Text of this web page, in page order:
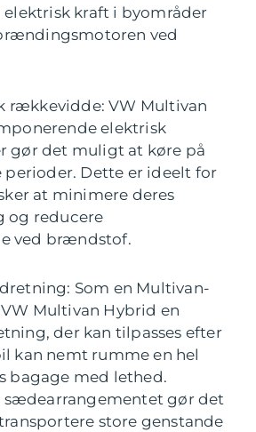
elektrisk kraft i byområder
ved
rækkevidde: VW Multivan
elektrisk
gør det muligt at køre på
Dette er ideelt for
at minimere deres
og reducere
ved brændstof.
Som en Multivan-
Multivan Hybrid en
der kan tilpasses efter
kan nemt rumme en hel
bagage med lethed.
sædearrangementet gør det
store genstande